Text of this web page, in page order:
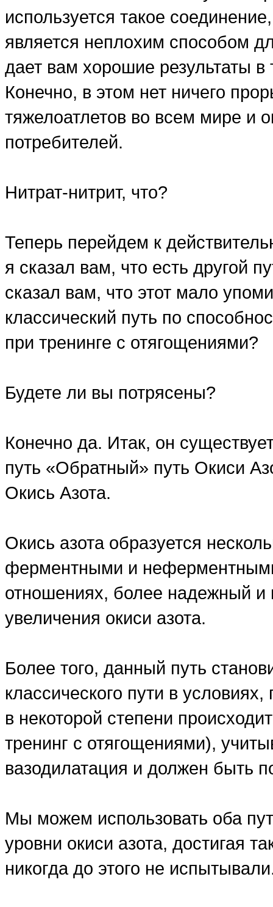
используется такое
является неплохим способом
дает вам хорошие результаты
Конечно, в этом нет ничего
тяжелоатлетов во всем мире и
потребителей.
Нитрат-нитрит, что?
Теперь перейдем к
я сказал вам, что есть другой
сказал вам, что этот мало
классический путь по
при тренинге с отягощениями?
Будете ли вы потрясены?
Конечно да. Итак, он
путь «Обратный» путь Окиси
Окись Азота.
Окись азота образуется
ферментными и
отношениях, более надежный
увеличения окиси азота.
Более того, данный путь
классического пути в
в некоторой степени
тренинг с отягощениями),
вазодилатация и должен быть
Мы можем использовать оба
уровни окиси азота, достигая
никогда до этого не